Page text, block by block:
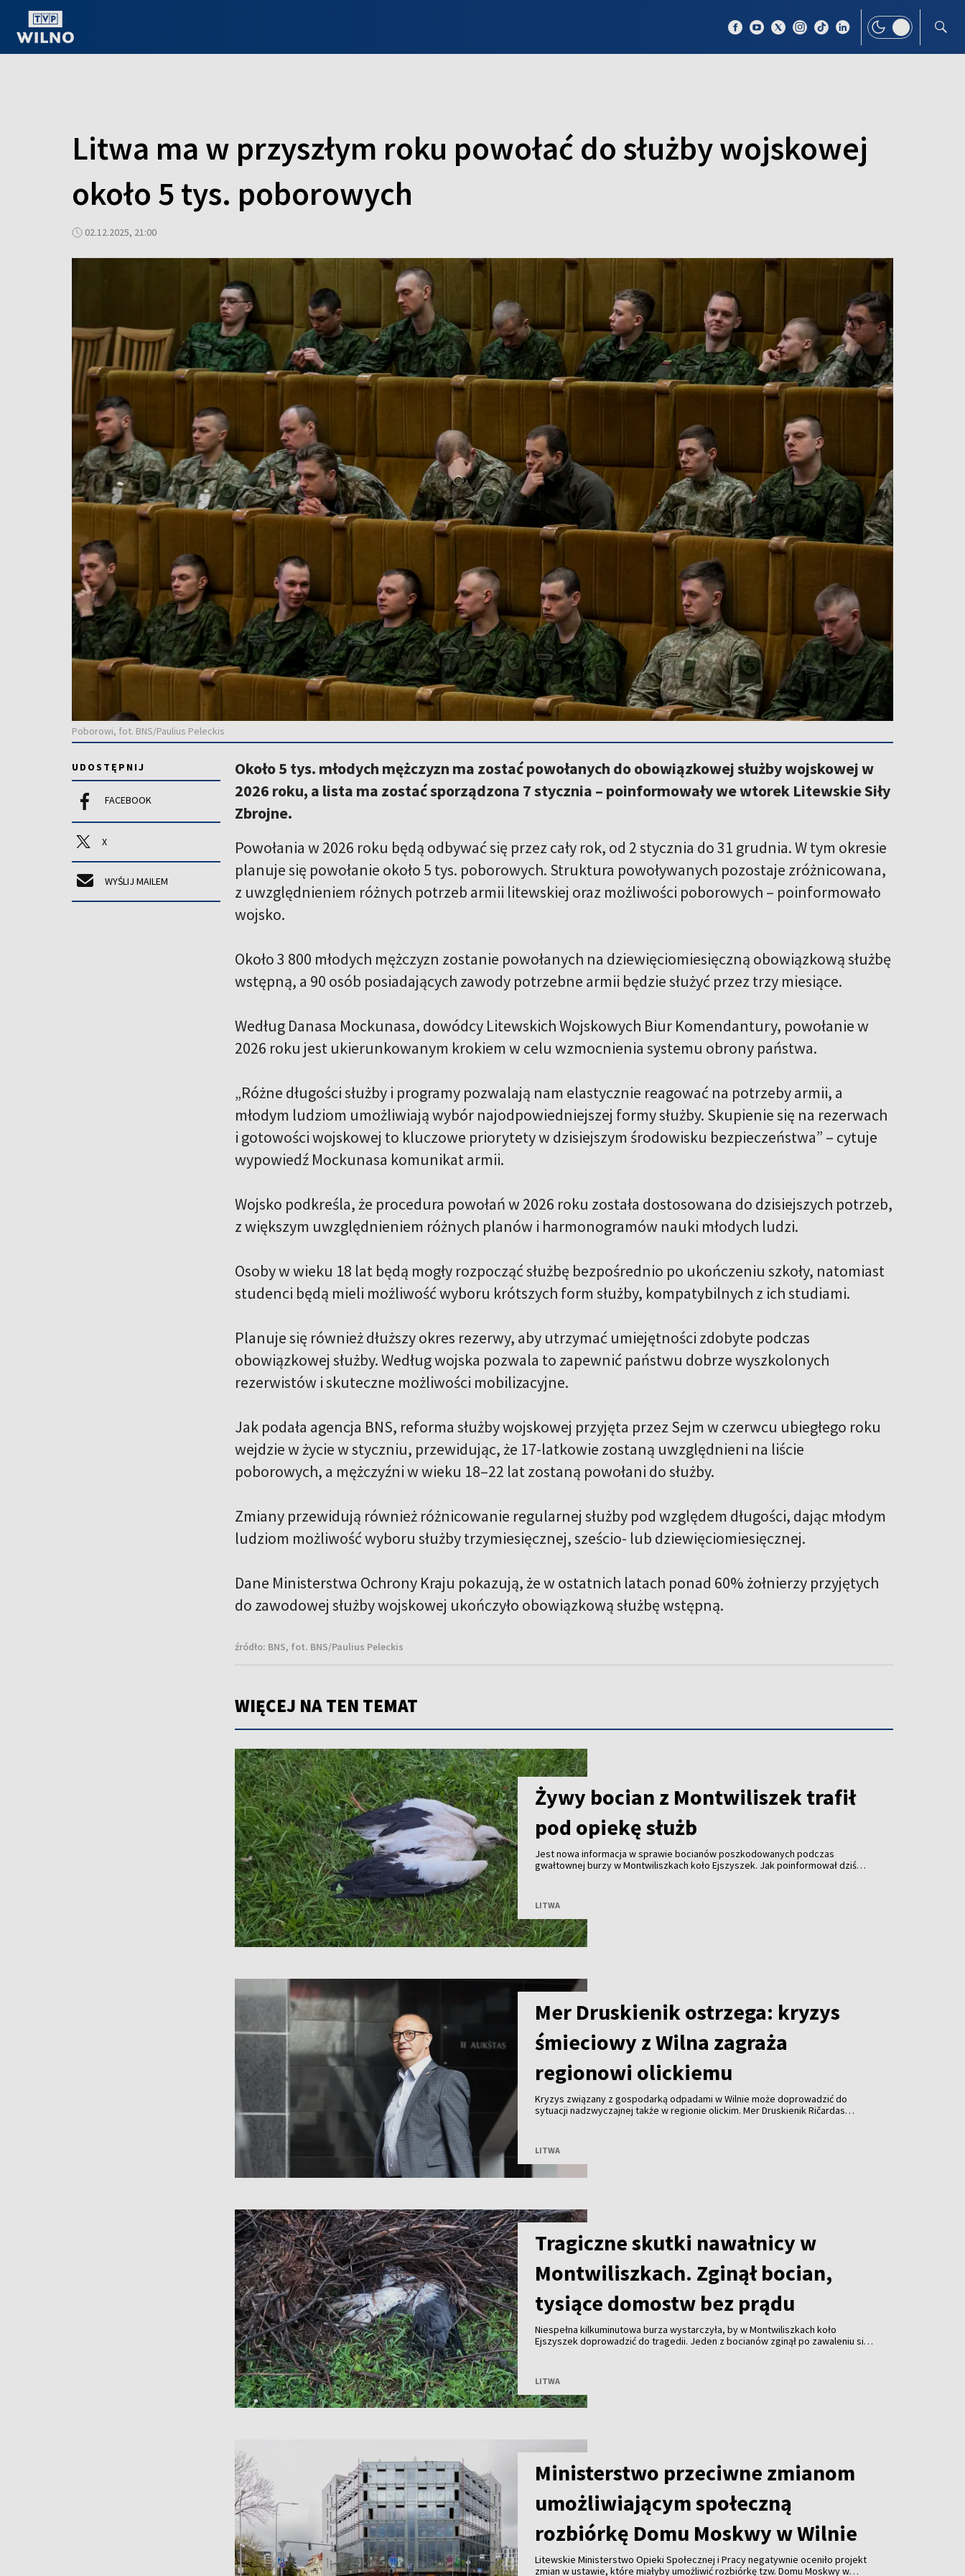
Litwa ma w przyszłym roku powołać do służby wojskowej
około 5 tys. poborowych
02.12.2025, 21:00
Poborowi, fot. BNS/Paulius Peleckis
UDOSTĘPNIJ
FACEBOOK
X
WYŚLIJ MAILEM
Około 5 tys. młodych mężczyzn ma zostać powołanych do obowiązkowej służby wojskowej w
2026 roku, a lista ma zostać sporządzona 7 stycznia – poinformowały we wtorek Litewskie Siły
Zbrojne.
Powołania w 2026 roku będą odbywać się przez cały rok, od 2 stycznia do 31 grudnia. W tym okresie
planuje się powołanie około 5 tys. poborowych. Struktura powoływanych pozostaje zróżnicowana,
z uwzględnieniem różnych potrzeb armii litewskiej oraz możliwości poborowych – poinformowało
wojsko.
Około 3 800 młodych mężczyzn zostanie powołanych na dziewięciomiesięczną obowiązkową służbę
wstępną, a 90 osób posiadających zawody potrzebne armii będzie służyć przez trzy miesiące.
Według Danasa Mockunasa, dowódcy Litewskich Wojskowych Biur Komendantury, powołanie w
2026 roku jest ukierunkowanym krokiem w celu wzmocnienia systemu obrony państwa.
„Różne długości służby i programy pozwalają nam elastycznie reagować na potrzeby armii, a
młodym ludziom umożliwiają wybór najodpowiedniejszej formy służby. Skupienie się na rezerwach
i gotowości wojskowej to kluczowe priorytety w dzisiejszym środowisku bezpieczeństwa” – cytuje
wypowiedź Mockunasa komunikat armii.
Wojsko podkreśla, że procedura powołań w 2026 roku została dostosowana do dzisiejszych potrzeb,
z większym uwzględnieniem różnych planów i harmonogramów nauki młodych ludzi.
Osoby w wieku 18 lat będą mogły rozpocząć służbę bezpośrednio po ukończeniu szkoły, natomiast
studenci będą mieli możliwość wyboru krótszych form służby, kompatybilnych z ich studiami.
Planuje się również dłuższy okres rezerwy, aby utrzymać umiejętności zdobyte podczas
obowiązkowej służby. Według wojska pozwala to zapewnić państwu dobrze wyszkolonych
rezerwistów i skuteczne możliwości mobilizacyjne.
Jak podała agencja BNS, reforma służby wojskowej przyjęta przez Sejm w czerwcu ubiegłego roku
wejdzie w życie w styczniu, przewidując, że 17-latkowie zostaną uwzględnieni na liście
poborowych, a mężczyźni w wieku 18–22 lat zostaną powołani do służby.
Zmiany przewidują również różnicowanie regularnej służby pod względem długości, dając młodym
ludziom możliwość wyboru służby trzymiesięcznej, sześcio- lub dziewięciomiesięcznej.
Dane Ministerstwa Ochrony Kraju pokazują, że w ostatnich latach ponad 60% żołnierzy przyjętych
do zawodowej służby wojskowej ukończyło obowiązkową służbę wstępną.
źródło: BNS, fot. BNS/Paulius Peleckis
WIĘCEJ NA TEN TEMAT
Żywy bocian z Montwiliszek trafił
pod opiekę służb
Jest nowa informacja w sprawie bocianów poszkodowanych podczas
gwałtownej burzy w Montwiliszkach koło Ejszyszek. Jak poinformował dziś
LITWA
Mer Druskienik ostrzega: kryzys
śmieciowy z Wilna zagraża
regionowi olickiemu
Kryzys związany z gospodarką odpadami w Wilnie może doprowadzić do
sytuacji nadzwyczajnej także w regionie olickim. Mer Druskienik Ričardas
LITWA
Tragiczne skutki nawałnicy w
Montwiliszkach. Zginął bocian,
tysiące domostw bez prądu
Niespełna kilkuminutowa burza wystarczyła, by w Montwiliszkach koło
Ejszyszek doprowadzić do tragedii. Jeden z bocianów zginął po zawaleniu się
LITWA
Ministerstwo przeciwne zmianom
umożliwiającym społeczną
rozbiórkę Domu Moskwy w Wilnie
Litewskie Ministerstwo Opieki Społecznej i Pracy negatywnie oceniło projekt
zmian w ustawie, które miałyby umożliwić rozbiórkę tzw. Domu Moskwy w